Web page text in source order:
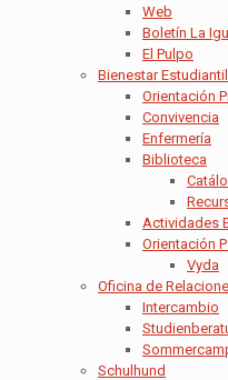
Web
Boletín La
El Pulpo
Bienestar Estudiantil
Orientación
Convivencia
Enfermería
Biblioteca
Actividades
Orientación
Vyda
Oficina de
Intercambio
Schulhund